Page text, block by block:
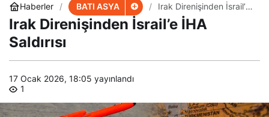
Haberler BATI ASYA
Irak Direnişinden İsrail’e
İHA Saldırısı
Irak Direnişinden İsrail’e İHA
Saldırısı
17 Ocak 2026, 18:05 yayınlandı
1